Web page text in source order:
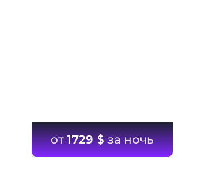
от1729 $за ночь